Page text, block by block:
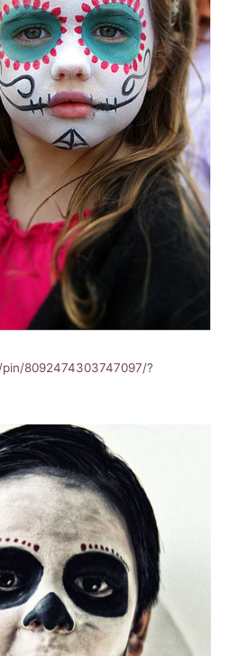
8092474303747097/?